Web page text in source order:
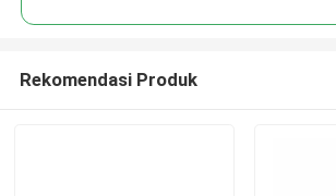
Rekomendasi Produk